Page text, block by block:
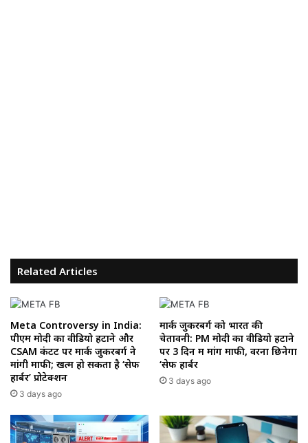
Related Articles
Meta Controversy in India:
पीएम मोदी का वीडियो हटाने और
CSAM कंटेंट पर मार्क जुकरबर्ग ने
मांगी माफी; खत्म हो सकता है ‘सेफ
हार्बर’ प्रोटेक्शन
3 days ago
मार्क जुकरबर्ग को भारत की
चेतावनी: PM मोदी का वीडियो हटाने
पर 3 दिन में मांगें माफी, वरना छिनेगा
‘सेफ हार्बर
3 days ago